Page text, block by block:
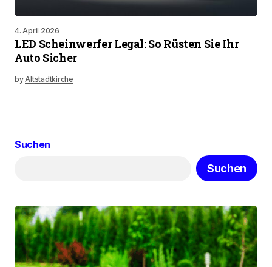
4. April 2026
LED Scheinwerfer Legal: So Rüsten Sie Ihr
Auto Sicher
byAltstadtkirche
Suchen
Suchen